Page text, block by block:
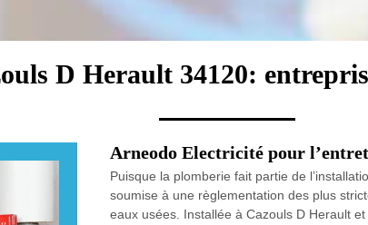
D Herault 34120:
Arneodo Electricité pour
Puisque la plomberie fait partie de
soumise à une règlementation des plus
eaux usées. Installée à Cazouls D Herault